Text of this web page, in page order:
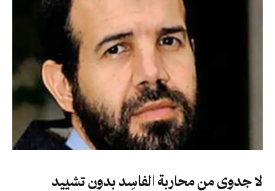
لا جدوى من محاربة الفاسِد بدون تشييد